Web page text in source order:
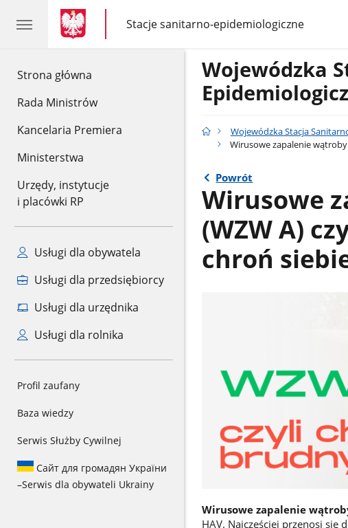
Strona główna
Rada Ministrów
Kancelaria Premiera
Ministerstwa
Urzędy, instytucje
i placówki RP
Usługi dla obywatela
Usługi dla przedsiębiorcy
Usługi dla urzędnika
Usługi dla rolnika
Profil zaufany
Baza wiedzy
Serwis Służby Cywilnej
Сайт для громадян України
–Serwis dla obywateli Ukrainy
gov.pl
gov.pl
Stacje sanitarno-epidemiologiczne
gov.pl
Stacje
sanitarno-
epidemiologiczne
Wojewódzka
Wojewódzka Stacja
Wirusowe zapalenie
Powrót
Wirusowe
(WZW A)
chroń
Wirusowe zapalenie
HAV. Najczęściej przenosi się